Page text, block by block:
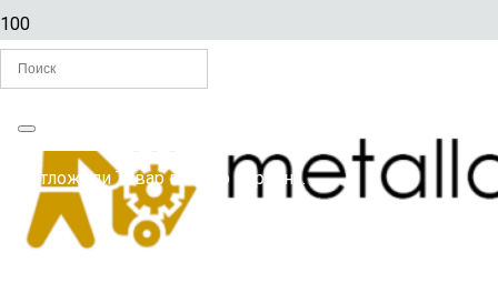
Вы отложилиТоварв свою корзину.
Главная
/
ФРЕЗЫ